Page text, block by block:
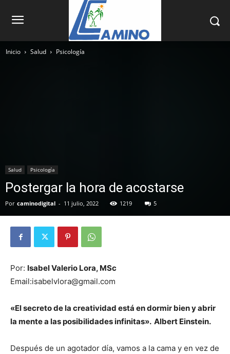
Inicio Salud Psicología
Salud Psicología
Postergar la hora de acostarse
Por caminodigital - 11 julio, 2022 1219 5
Por: Isabel Valerio Lora, MSc
Email:isabelvlora@gmail.com
«El secreto de la creatividad está en dormir bien y abrir
la mente a las posibilidades infinitas». Albert Einstein.
Después de un agotador día, vamos a la cama y en vez de